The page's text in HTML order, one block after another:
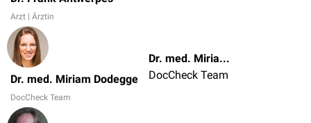
Arzt | Ärztin
Dr. med. Miriam Dodegge
DocCheck Team
Dr. med. Miriam Dodegge
DocCheck Team